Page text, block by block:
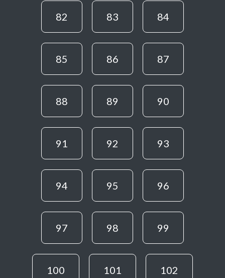
82 83 84
85 86 87
88 89 90
91 92 93
94 95 96
97 98 99
100 101 102